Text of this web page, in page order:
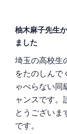
柚木麻子先生
ました
埼玉の高校生
をたのしんで
ゃべらない同
ャンスです。
とうございま
です。